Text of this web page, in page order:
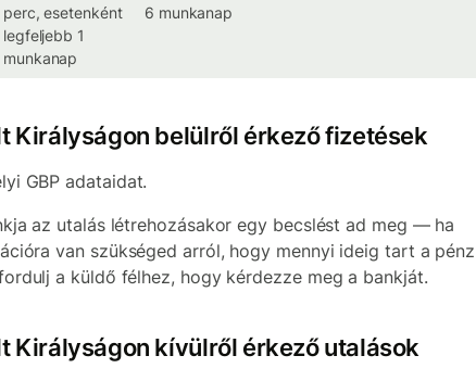
perc, esetenként
legfeljebb 1
munkanap
6 munkanap
Királyságon belülről érkező fizetések
GBP adataidat.
az utalás létrehozásakor egy becslést ad meg — ha
van szükséged arról, hogy mennyi ideig tart a pénz
a küldő félhez, hogy kérdezze meg a bankját.
Királyságon kívülről érkező utalások